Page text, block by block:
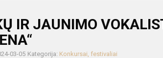
IR JAUNIMO
03-05 Kategorija: Konkursai, festivaliai